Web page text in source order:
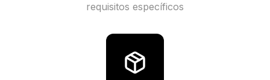
requisitos específicos